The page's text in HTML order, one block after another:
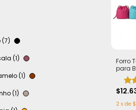
(7)
(1)
(1)
(1)
Forro
para
no
2 x de